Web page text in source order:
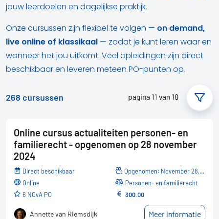
jouw leerdoelen en dagelijkse praktijk.
Onze cursussen zijn flexibel te volgen — on demand,
live online of klassikaal — zodat je kunt leren waar en
wanneer het jou uitkomt. Veel opleidingen zijn direct
beschikbaar en leveren meteen PO-punten op.
268 cursussen pagina 11 van 18
Online cursus actualiteiten personen- en
familierecht - opgenomen op 28 november
2024
Direct beschikbaar
online
6 NOvA PO
Opgenomen: November 28, 2024
Personen- en familierecht
300.00
Annette van Riemsdijk Meer informatie